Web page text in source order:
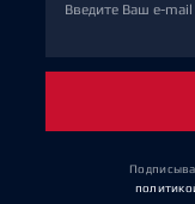
Введите Ваш e-mail